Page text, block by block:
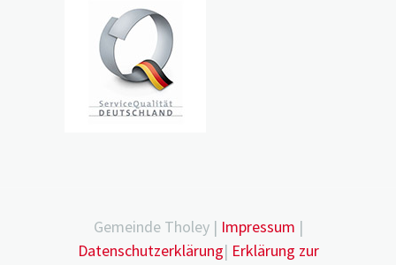
Gemeinde Tholey | Impressum |
Datenschutzerklärung| Erklärung zur